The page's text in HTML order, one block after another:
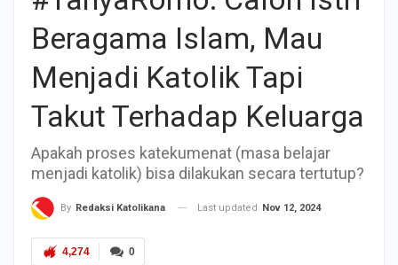
Beragama Islam, Mau
Menjadi Katolik Tapi
Takut Terhadap Keluarga
Apakah proses katekumenat (masa belajar
menjadi katolik) bisa dilakukan secara tertutup?
By Redaksi Katolikana Last updated Nov 12, 2024
0
4,274